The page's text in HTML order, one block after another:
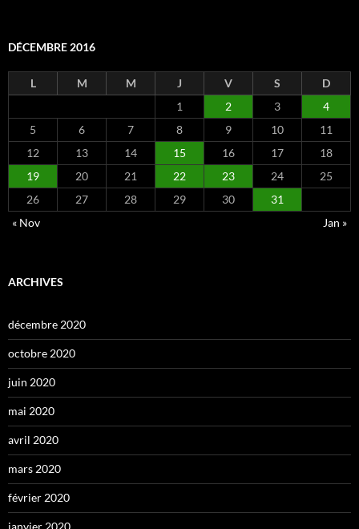
DÉCEMBRE 2016
L M M J V S
D
1
2 3
4
5
6 7 8 9 10
11
12
13 14 15 16 17
18
19
20 21 22 23 24
25
26
27 28 29 30
31
« Nov
Jan »
ARCHIVES
décembre 2020
octobre 2020
juin 2020
mai 2020
avril 2020
mars 2020
février 2020
janvier 2020